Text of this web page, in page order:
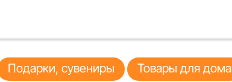
Подарки, сувениры Товары для дома